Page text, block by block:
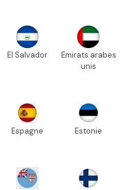
El Salvador
Emirats arabes
unis
Espagne Estonie